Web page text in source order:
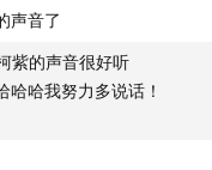
声音了
紫的声音很好听
哈哈我努力多说话！